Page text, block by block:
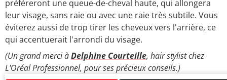
préféreront une queue-de-cheval haute, qui allongera
leur visage, sans raie ou avec une raie très subtile. Vous
éviterez aussi de trop tirer les cheveux vers l'arrière, ce
qui accentuerait l'arrondi du visage.
(Un grand merci àDelphine Courteille, hair stylist chez
L'Oréal Professionnel, pour ses précieux conseils.)